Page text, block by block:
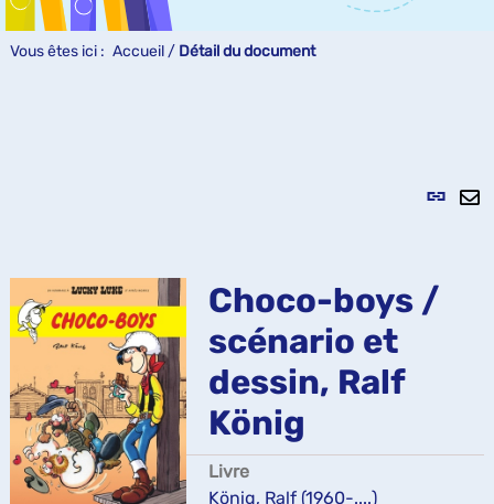
Vous êtes ici : Accueil / Détail du document
Lien
Choco-boys /
scénario et
dessin, Ralf
König
Livre
König, Ralf (1960-....)